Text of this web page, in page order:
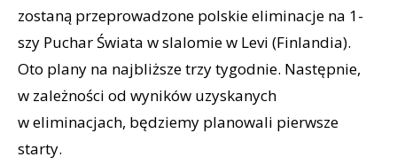
zostaną przeprowadzone polskie eliminacje na 1-
szy Puchar Świata w slalomie w Levi (Finlandia).
Oto plany na najbliższe trzy tygodnie. Następnie,
w zależności od wyników uzyskanych
w eliminacjach, będziemy planowali pierwsze
starty.